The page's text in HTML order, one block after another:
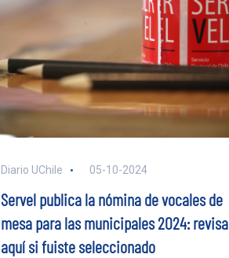
Diario UChile 05-10-2024
Servel publica la nómina de vocales de
mesa para las municipales 2024: revisa
aquí si fuiste seleccionado